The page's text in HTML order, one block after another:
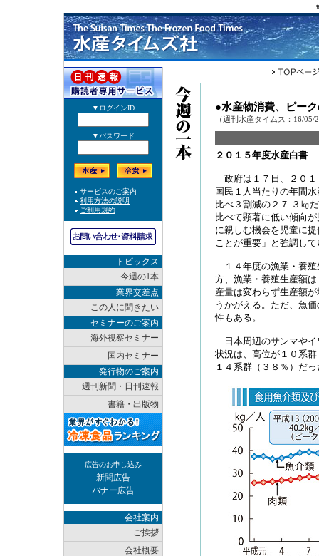
トピックス
今週の1本
業界交差点
この人に聞きたい
セミナーのご案内
海外視察セミナー
国内セミナー
発行物のご案内
週刊新聞・日刊速報
書籍・出版物
広告のお申し込み
新聞広告
バナー広告
会社案内
ご挨拶
会社概要
●水産物消費、ピー
（週刊水産タイムス：16/05/
２０１５年度水産白書
政府は１７日、２０１
国民１人当たりの年間
比べ３割減の２７.３㎏
比べて顕著に低い傾向
に親しむ機会を児童に
ことが重要」と強調し
１４年度の漁業・養殖
方、漁業・養殖生産額
産量は変わらず生産額
うかがえる。ただ、魚
性もある。
日本周辺のサンマやイ
状況は、高位が１０系
１４系群（３８％）だ